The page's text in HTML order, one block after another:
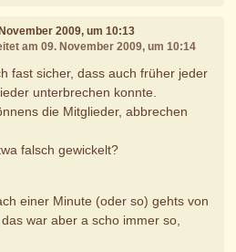
2009, um 10:13
am 09. November 2009, um 10:14
fast sicher, dass auch früher jeder
unterbrechen konnte.
die Mitglieder, abbrechen
falsch gewickelt?
einer Minute (oder so) gehts von
war aber a scho immer so,